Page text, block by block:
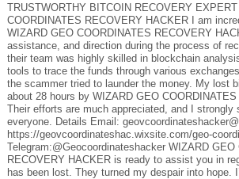
TRUSTWORTHY BITCOIN RECOVERY
COORDINATES RECOVERY HACKER I am
WIZARD GEO COORDINATES RECOVERY
assistance, and direction during the process of
their team was highly skilled in blockchain
tools to trace the funds through various
the scammer tried to launder the money. My lost
about 28 hours by WIZARD GEO
Their efforts are much appreciated, and I strongly
everyone. Details Email:
https://geovcoordinateshac.wixsite.com/geo-
Telegram:@Geocoordinateshacker WIZARD GEO
RECOVERY HACKER is ready to assist you in
has been lost. They turned my despair into hope.